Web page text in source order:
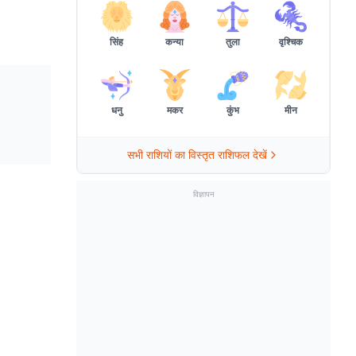
सिंह कन्या तुला वृश्चिक
धनु मकर कुंभ मीन
सभी राशियों का विस्तृत राशिफल देखें
विज्ञापन